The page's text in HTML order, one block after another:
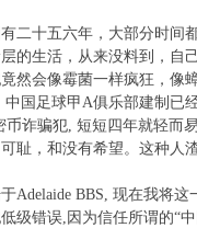
二十五六年，大部分时间
的生活，从来没料到，自
然会像霉菌一样疯狂，像
中国足球甲A俱乐部建制已
币诈骗犯, 短短四年就轻而
耻，和没有希望。 这种人
Adelaide BBS, 现在我将
级错误,因为信任所谓的“中